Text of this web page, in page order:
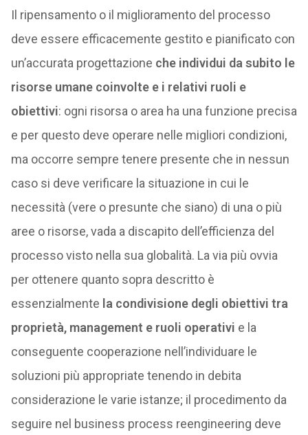
Il ripensamento o il miglioramento del processo
deve essere efficacemente gestito e pianificato con
un’accurata progettazione che individui da subito le
risorse umane coinvolte e i relativi ruoli e
obiettivi: ogni risorsa o area ha una funzione precisa
e per questo deve operare nelle migliori condizioni,
ma occorre sempre tenere presente che in nessun
caso si deve verificare la situazione in cui le
necessità (vere o presunte che siano) di una o più
aree o risorse, vada a discapito dell’efficienza del
processo visto nella sua globalità. La via più ovvia
per ottenere quanto sopra descritto è
essenzialmente la condivisione degli obiettivi tra
proprietà, management e ruoli operativi e la
conseguente cooperazione nell’individuare le
soluzioni più appropriate tenendo in debita
considerazione le varie istanze; il procedimento da
seguire nel business process reengineering deve